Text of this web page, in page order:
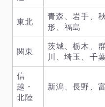
東北
青森、岩手、
形、福島
関東
茨城、栃木、
川、埼玉、千
信
越・
北陸
新潟、長野、